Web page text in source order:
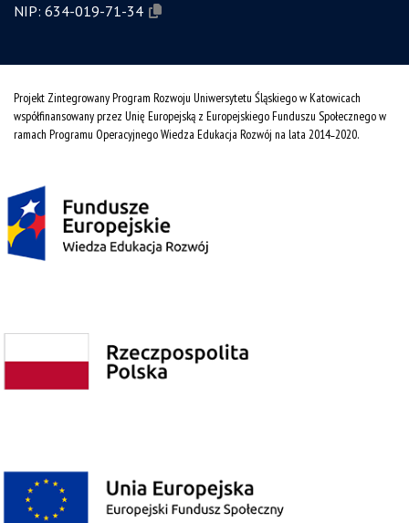
NIP: 634-019-71-34
Projekt Zintegrowany Program Rozwoju Uniwersytetu Śląskiego w Katowicach
współfinansowany przez Unię Europejską z Europejskiego Funduszu Społecznego w
ramach Programu Operacyjnego Wiedza Edukacja Rozwój na lata 2014˗2020.